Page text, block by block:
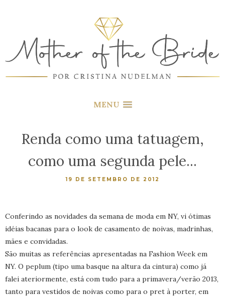
MENU
Renda como uma tatuagem,
como uma segunda pele...
19 DE SETEMBRO DE 2012
Conferindo as novidades da semana de moda em NY, vi ótimas
idéias bacanas para o look de casamento de noivas, madrinhas,
mães e convidadas.
São muitas as referências apresentadas na Fashion Week em
NY. O peplum (tipo uma basque na altura da cintura) como já
falei ateriormente, está com tudo para a primavera/verão 2013,
tanto para vestidos de noivas como para o pret à porter, em